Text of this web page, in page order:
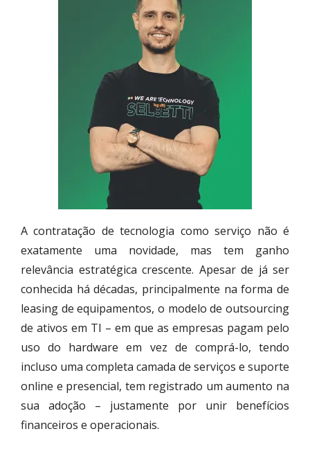
A contratação de tecnologia como serviço não é
exatamente uma novidade, mas tem ganho
relevância estratégica crescente. Apesar de já ser
conhecida há décadas, principalmente na forma de
leasing de equipamentos, o modelo de outsourcing
de ativos em TI – em que as empresas pagam pelo
uso do hardware em vez de comprá-lo, tendo
incluso uma completa camada de serviços e suporte
online e presencial, tem registrado um aumento na
sua adoção – justamente por unir benefícios
financeiros e operacionais.